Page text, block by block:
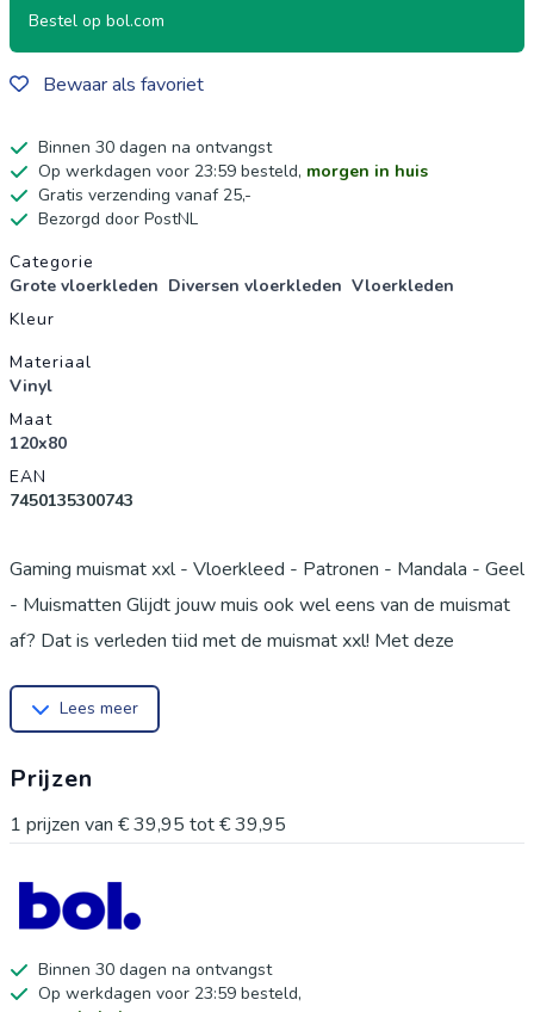
Bestel op bol.com
Bewaar als favoriet
Binnen 30 dagen na ontvangst
Op werkdagen voor 23:59 besteld, morgen in huis
Gratis verzending vanaf 25,-
Bezorgd door PostNL
Productgegevens
Categorie
Grote vloerkleden Diversen vloerkleden Vloerkleden
Kleur
Materiaal
Vinyl
Maat
120x80
EAN
7450135300743
Gaming muismat xxl - Vloerkleed - Patronen - Mandala - Geel
- Muismatten Glijdt jouw muis ook wel eens van de muismat
af? Dat is verleden tijd met de muismat xxl! Met deze
niet meer bang te zijn dat je mousepad te klein is. De muismat
een antisliplaag aan de onderkant. Hierdoor schuift de xxl
muismat niet heen en weer tijdens het gebruik. De bovenkant
beweegt over de muismat. De grote muismat is daarom ook
uitstekend te gebruiken als gaming muismat! De muismat xxl
past gemakkelijk onder je toetsenbord en muis. Door het
formaat biedt dit product ook nog een voordeel: hij dient
Lees meer
Prijzen
1 prijzen van € 39,95 tot€ 39,95
Binnen 30 dagen na ontvangst
Op werkdagen voor 23:59 besteld,